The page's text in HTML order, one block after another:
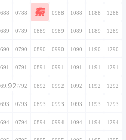
0788 0888
秦 0988 1088 1188 1288
0789 0889 0989 1089 1189 1289
0790 0890 0990 1090 1190 1290
0791 0891 0991 1091 1191 1291
920792 0892 0992 1092 1192 1292
0793 0893 0993 1093 1193 1293
0794 0894 0994 1094 1194 1294